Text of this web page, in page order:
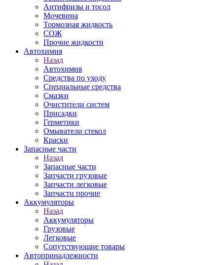
Антифризы и тосол
Мочевина
Тормозная жидкость
СОЖ
Прочие жидкости
Автохимия
Назад
Автохимия
Средства по уходу
Специальные средства
Смазки
Очистители систем
Присадки
Герметики
Омыватели стекол
Краски
Запасные части
Назад
Запасные части
Запчасти грузовые
Запчасти легковые
Запчасти прочие
Аккумуляторы
Назад
Аккумуляторы
Грузовые
Легковые
Сопутствующие товары
Автопринадлежности